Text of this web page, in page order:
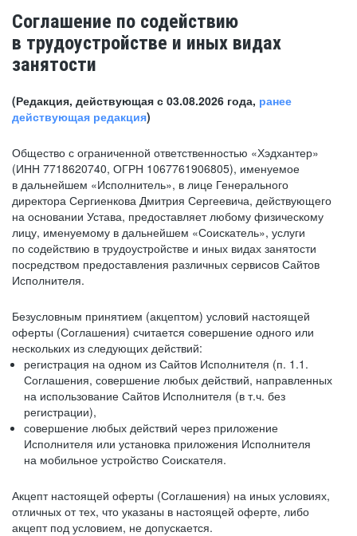
Соглашение по содействию
в трудоустройстве и иных видах
занятости
(Редакция, действующая с 03.08.2026 года, ранее
действующая редакция)
Общество с ограниченной ответственностью «Хэдхантер»
(ИНН 7718620740, ОГРН 1067761906805), именуемое
в дальнейшем «Исполнитель», в лице Генерального
директора Сергиенкова Дмитрия Сергеевича, действующего
на основании Устава, предоставляет любому физическому
лицу, именуемому в дальнейшем «Соискатель», услуги
по содействию в трудоустройстве и иных видах занятости
посредством предоставления различных сервисов Сайтов
Исполнителя.
Безусловным принятием (акцептом) условий настоящей
оферты (Соглашения) считается совершение одного или
нескольких из следующих действий:
регистрация на одном из Сайтов Исполнителя (п. 1.1.
Соглашения, совершение любых действий, направленных
на использование Сайтов Исполнителя (в т.ч. без
регистрации),
совершение любых действий через приложение
Исполнителя или установка приложения Исполнителя
на мобильное устройство Соискателя.
Акцепт настоящей оферты (Соглашения) на иных условиях,
отличных от тех, что указаны в настоящей оферте, либо
акцепт под условием, не допускается.